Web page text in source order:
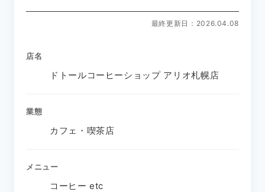
最終更新日：2026.04.08
店名
ドトールコーヒーショップ アリオ札幌店
業態
カフェ・喫茶店
メニュー
コーヒー etc